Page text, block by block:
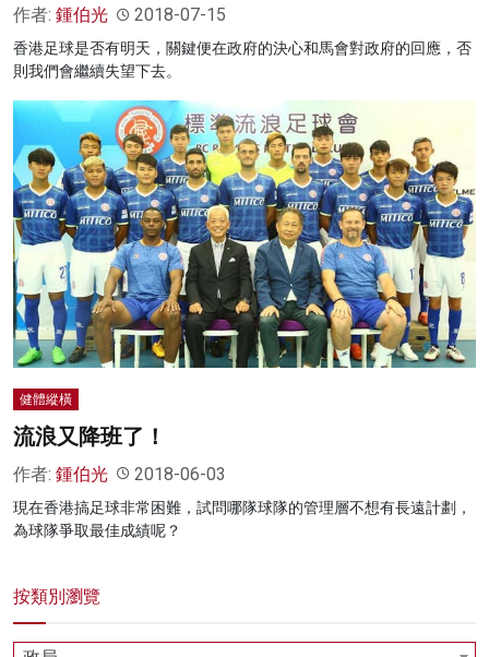
作者: 鍾伯光 2018-07-15
香港足球是否有明天，關鍵便在政府的決心和馬會對政府的回應，否
則我們會繼續失望下去。
健體縱橫
流浪又降班了！
作者: 鍾伯光 2018-06-03
現在香港搞足球非常困難，試問哪隊球隊的管理層不想有長遠計劃，
為球隊爭取最佳成績呢？
按類別瀏覽